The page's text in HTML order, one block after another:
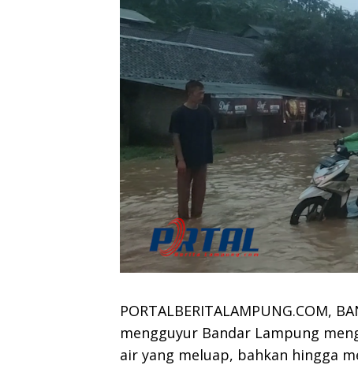
PORTALBERITALAMPUNG.COM,
mengguyur Bandar Lampung
air yang meluap, bahkan hingga